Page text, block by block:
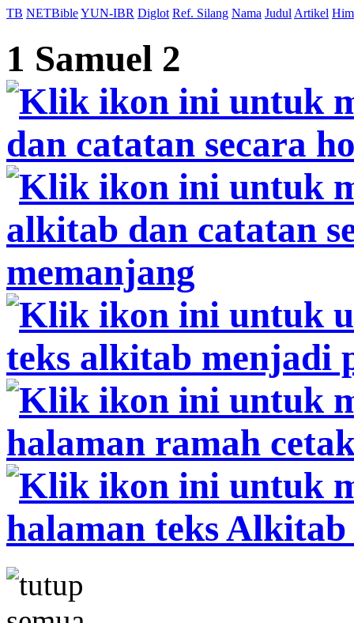
TB NETBibleYUN-IBR Diglot Ref. Silang Nama Judul Artikel
1 Samuel 2